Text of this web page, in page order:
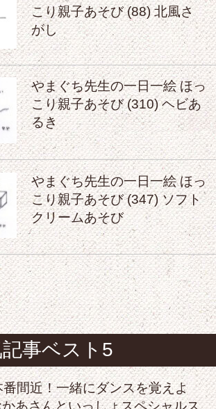
こり親子あそび (88) 北風さ
がし
やまぐち先生の一日一絵 ほっ
こり親子あそび (310) ヘビあ
るき
やまぐち先生の一日一絵 ほっ
こり親子あそび (347) ソフト
クリームあそび
事ベスト5
間近！一緒にダンスを覚えよ
あさんといっしょスペシャルス